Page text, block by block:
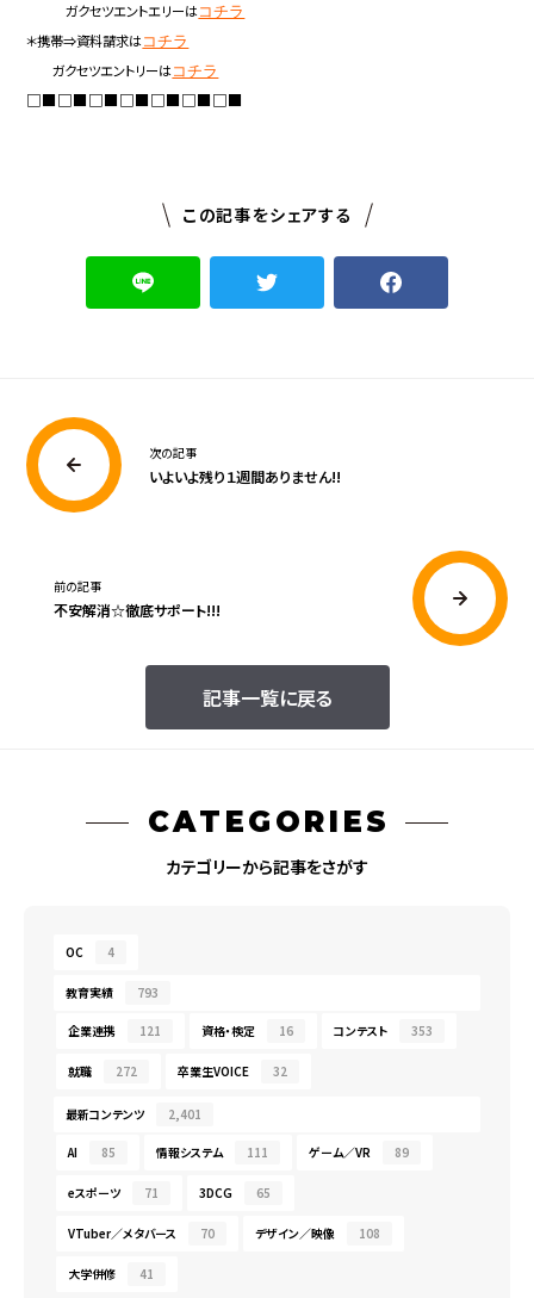
ガクセツエントエリーは コチラ
＊携帯⇒資料請求は コチラ
ガクセツエントリーは コチラ
□■□■□■□■□■□■□■
この記事をシェアする
次の記事
いよいよ残り１週間ありません!!
記事一覧に戻る
前の記事
不安解消☆徹底サポート!!!
CATEGORIES
カテゴリーから記事をさがす
OC 4
教育実績 793
企業連携 121 資格・検定 16 コンテスト 353
就職 272 卒業生VOICE 32
最新コンテンツ 2,401
AI 85 情報システム 111 ゲーム／VR 89
eスポーツ 71 3DCG 65
VTuber／メタバース 70 デザイン／映像 108
大学併修 41